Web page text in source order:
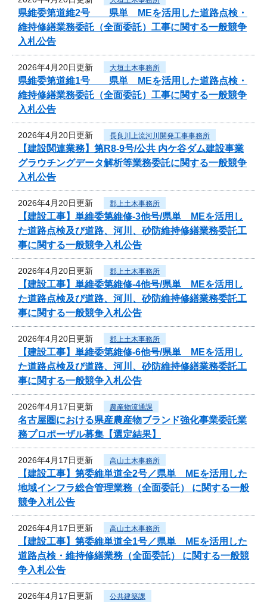
県維委第道維2号 県単 MEを活用した道路点検・
維持修繕業務委託（全面委託）工事に関する一般競争
入札公告
2026年4月20日更新 大垣土木事務所
県維委第道維1号 県単 MEを活用した道路点検・
維持修繕業務委託（全面委託）工事に関する一般競争
入札公告
2026年4月20日更新 長良川上流河川開発工事事務所
【建設関連業務】第R8-9号/公共 内ケ谷ダム建設事業
グラウチングデータ解析等業務委託に関する一般競争
入札公告
2026年4月20日更新 郡上土木事務所
【建設工事】単維委第維修‐3他号/県単 MEを活用し
た道路点検及び道路、河川、砂防維持修繕業務委託工
事に関する一般競争入札公告
2026年4月20日更新 郡上土木事務所
【建設工事】単維委第維修‐4他号/県単 MEを活用し
た道路点検及び道路、河川、砂防維持修繕業務委託工
事に関する一般競争入札公告
2026年4月20日更新 郡上土木事務所
【建設工事】単維委第維修‐6他号/県単 MEを活用し
た道路点検及び道路、河川、砂防維持修繕業務委託工
事に関する一般競争入札公告
2026年4月17日更新 農産物流通課
名古屋圏における県産農産物ブランド強化事業委託業
務プロポーザル募集【選定結果】
2026年4月17日更新 高山土木事務所
【建設工事】第委維単道全2号／県単 MEを活用した
地域インフラ総合管理業務（全面委託） に関する一般
競争入札公告
2026年4月17日更新 高山土木事務所
【建設工事】第委維単道全1号／県単 MEを活用した
道路点検・維持修繕業務（全面委託） に関する一般競
争入札公告
2026年4月17日更新 公共建築課